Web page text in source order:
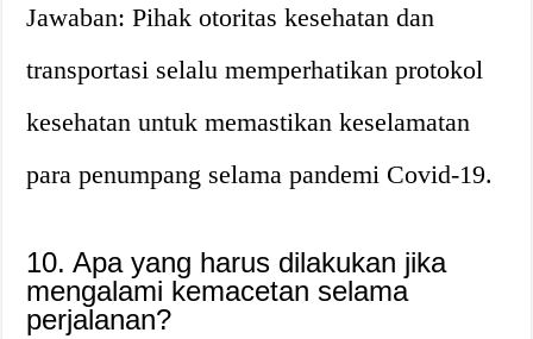
Jawaban: Pihak otoritas kesehatan dan
transportasi selalu memperhatikan protokol
kesehatan untuk memastikan keselamatan
para penumpang selama pandemi Covid-19.
10. Apa yang harus dilakukan jika
mengalami kemacetan selama
perjalanan?